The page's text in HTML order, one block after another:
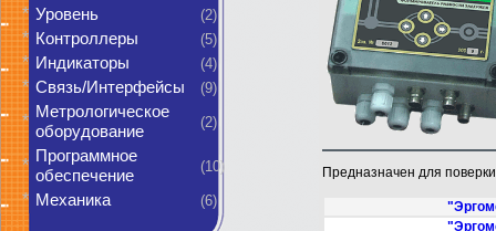
* Уровень (2)
* Контроллеры (5)
* Индикаторы (4)
* Связь/Интерфейсы (9)
* Метрологическое
оборудование
(2)
* Программное
обеспечение
(10)
* Механика (6)
Предназначен для